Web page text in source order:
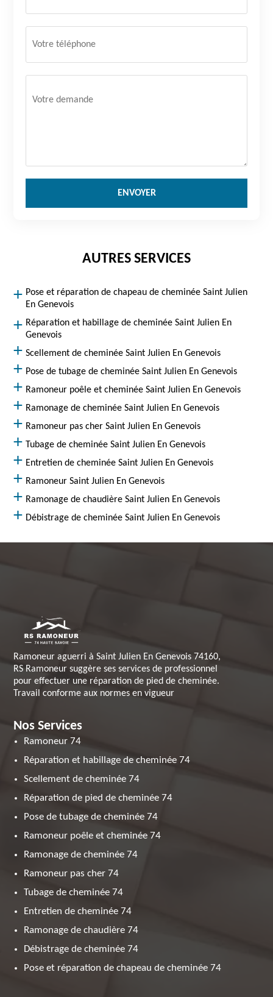
AUTRES SERVICES
Pose et réparation de chapeau de cheminée Saint Julien
En Genevois
Réparation et habillage de cheminée Saint Julien En
Genevois
Scellement de cheminée Saint Julien En Genevois
Pose de tubage de cheminée Saint Julien En Genevois
Ramoneur poêle et cheminée Saint Julien En Genevois
Ramonage de cheminée Saint Julien En Genevois
Ramoneur pas cher Saint Julien En Genevois
Tubage de cheminée Saint Julien En Genevois
Entretien de cheminée Saint Julien En Genevois
Ramoneur Saint Julien En Genevois
Ramonage de chaudière Saint Julien En Genevois
Débistrage de cheminée Saint Julien En Genevois
Ramoneur aguerri à Saint Julien En Genevois 74160,
RS Ramoneur suggère ses services de professionnel
pour effectuer une réparation de pied de cheminée.
Travail conforme aux normes en vigueur
Nos Services
Ramoneur 74
Réparation et habillage de cheminée 74
Scellement de cheminée 74
Réparation de pied de cheminée 74
Pose de tubage de cheminée 74
Ramoneur poêle et cheminée 74
Ramonage de cheminée 74
Ramoneur pas cher 74
Tubage de cheminée 74
Entretien de cheminée 74
Ramonage de chaudière 74
Débistrage de cheminée 74
Pose et réparation de chapeau de cheminée 74